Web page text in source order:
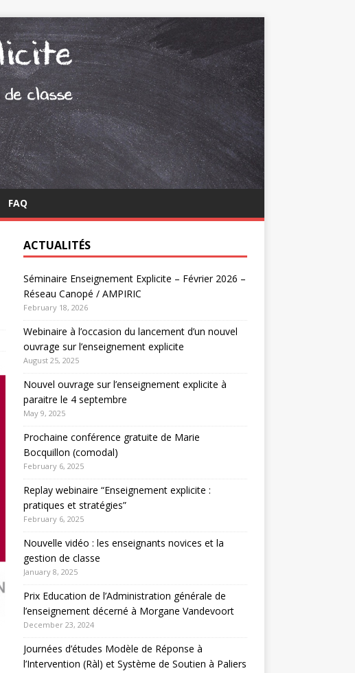
FAQ
ACTUALITÉS
Séminaire Enseignement Explicite – Février 2026 –
Réseau Canopé / AMPIRIC
February 18, 2026
Webinaire à l’occasion du lancement d’un nouvel
ouvrage sur l’enseignement explicite
August 25, 2025
Nouvel ouvrage sur l’enseignement explicite à
paraitre le 4 septembre
May 9, 2025
Prochaine conférence gratuite de Marie
Bocquillon (comodal)
February 6, 2025
Replay webinaire “Enseignement explicite :
pratiques et stratégies”
February 6, 2025
Nouvelle vidéo : les enseignants novices et la
gestion de classe
January 8, 2025
Prix Education de l’Administration générale de
l’enseignement décerné à Morgane Vandevoort
December 23, 2024
Journées d’études Modèle de Réponse à
l’Intervention (Ràl) et Système de Soutien à Paliers